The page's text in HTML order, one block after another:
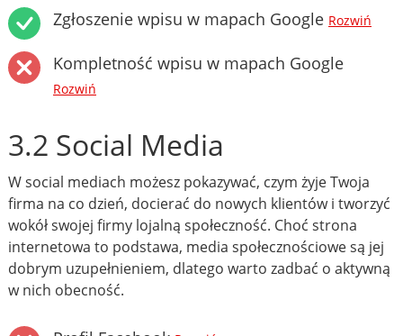
Zgłoszenie wpisu w mapach Google Rozwiń
Kompletność wpisu w mapach Google
Rozwiń
3.2 Social Media
W social mediach możesz pokazywać, czym żyje Twoja
firma na co dzień, docierać do nowych klientów i tworzyć
wokół swojej firmy lojalną społeczność. Choć strona
internetowa to podstawa, media społecznościowe są jej
dobrym uzupełnieniem, dlatego warto zadbać o aktywną
w nich obecność.